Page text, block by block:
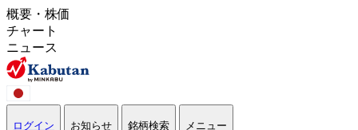
概要・株価
チャート
ニュース
ログイン お知らせ 銘柄検索 メニュー